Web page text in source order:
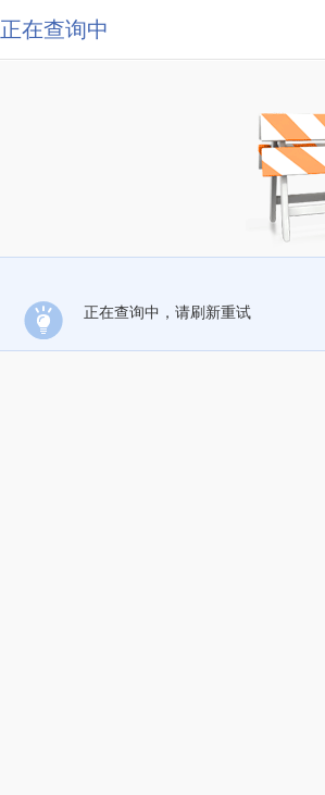
正在查询中
正在查询中，请刷新重试